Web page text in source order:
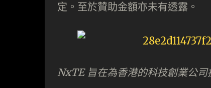
定。至於贊助金額亦未有透露。
NxTE旨在為香港的科技創業公司